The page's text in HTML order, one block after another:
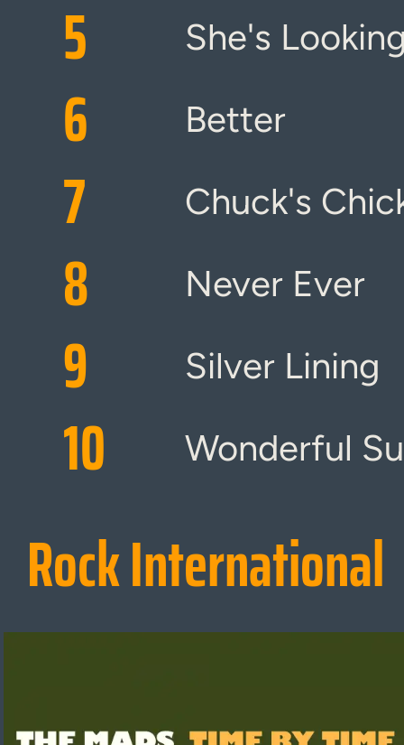
5 She's
6 Better
7 Chuck's
8 Never Ever
9 Silver Lining
10 Wonderful
Rock International